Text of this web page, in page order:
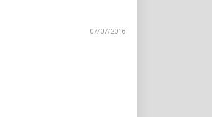
07/07/2016